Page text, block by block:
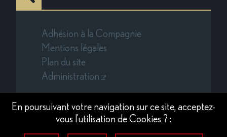
Adhésion à la Compagnie
Mentions légales
Plan du site
Administration
En poursuivant votre navigation sur ce site, acceptez-
vous l’utilisation de Cookies ? :